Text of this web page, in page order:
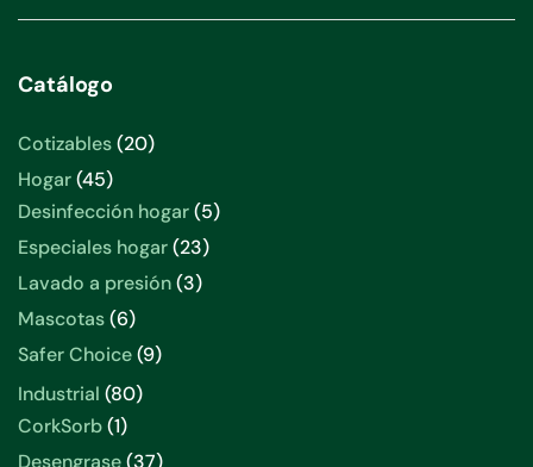
Catálogo
Cotizables 2020
Hogar 4545
productos
Desinfección hogar 55
Especiales hogar 2323
productos
Lavado a presión 33
Mascotas 66
productos
Safer Choice 99
Industrial 8080
CorkSorb 11
producto
Desengrase 3737